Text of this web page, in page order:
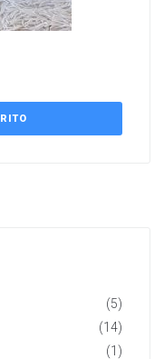
(5)
(14)
(1)